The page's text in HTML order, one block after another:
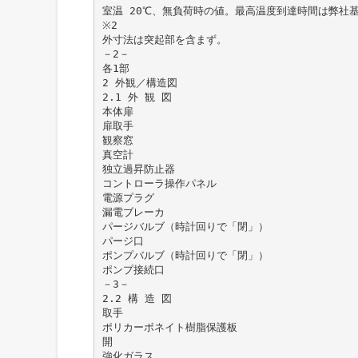
室温 20℃、無負荷時の値。最高温度到達時間は弊社基
※2
外寸法は突起部を含まず。
－2－
各1部
2 外観／構造図
2.1 外 観 図
本体扉
扉取手
観察窓
真空計
独立過昇防止器
コントローラ操作パネル
電源プラグ
漏電ブレーカ
パージバルブ（時計回りで「閉」）
パージ口
ポンプバルブ（時計回りで「閉」）
ポンプ接続口
－3－
2.2 構 造 図
取手
ポリカーボネイト樹脂保護板
開
強化ガラス